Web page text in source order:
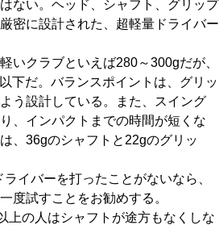
ない。ヘッド、シャフト、グリップ
密に設計された、超軽量ドライバー
いクラブといえば280～300gだが、
下だ。バランスポイントは、グリッ
う設計している。また、スイング
、インパクトまでの時間が短くな
、36gのシャフトと22gのグリッ
イバーを打ったことがないなら、
度試すことをお勧めする。
上の人はシャフトが途方もなくしな